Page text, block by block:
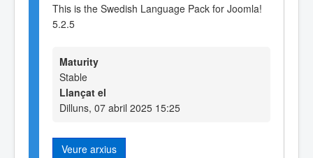
This is the Swedish Language Pack for Joomla!
5.2.5
Maturity
Stable
Llançat el
Dilluns, 07 abril 2025 15:25
Veure arxius